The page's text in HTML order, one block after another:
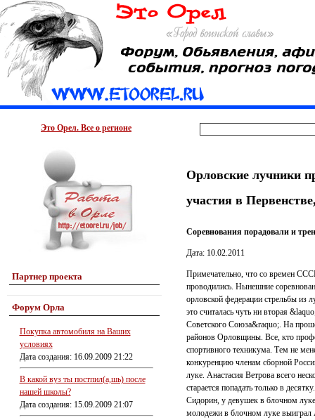
Это Орел. Все о регионе
Партнер проекта
Форум Орла
Покупка автомобиля на Ваших
условиях
Дата создания: 16.09.2009 21:22
В какой вуз ты постпил(а,шь) после
нашей школы?
Дата создания: 15.09.2009 21:07
Орловские лучники
участия в
Соревнования порадовали и
Дата: 10.02.2011
Примечательно, что со времен
проводились. Нынешние
орловской федерации стрельбы
это считалась чуть ни вторая
Советского Союза&raquo;. На
районов Орловщины. Все, кто
спортивного техникума. Тем не
конкуренцию членам сборной
луке. Анастасия Ветрова всего
старается попадать только в
Сидорин, у девушек в блочном
молодежи в блочном луке выиграл